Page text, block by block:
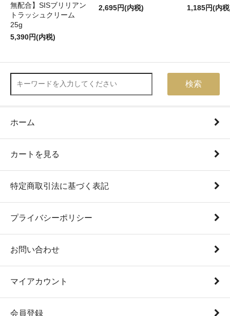
無配合】SISブリリアン
トラッシュクリーム
25g
5,390円(内税)
2,695円(内税)
1,185円(内
検索
ホーム
カートを見る
特定商取引法に基づく表記
プライバシーポリシー
お問い合わせ
マイアカウント
会員登録